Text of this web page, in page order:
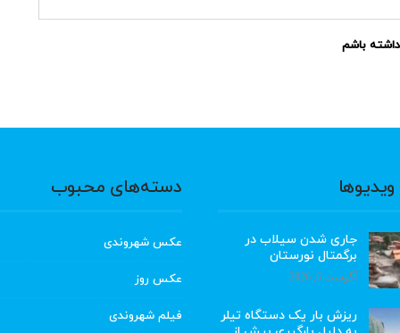
باشم
جاری شدن سیلاب در
برگمتال نورستان
آگوست 6, 2026
ریزش بار یک دستگاه تیلر
دسته‌های محبوب
عکس شهروندی
عکس روز
فیلم شهروندی